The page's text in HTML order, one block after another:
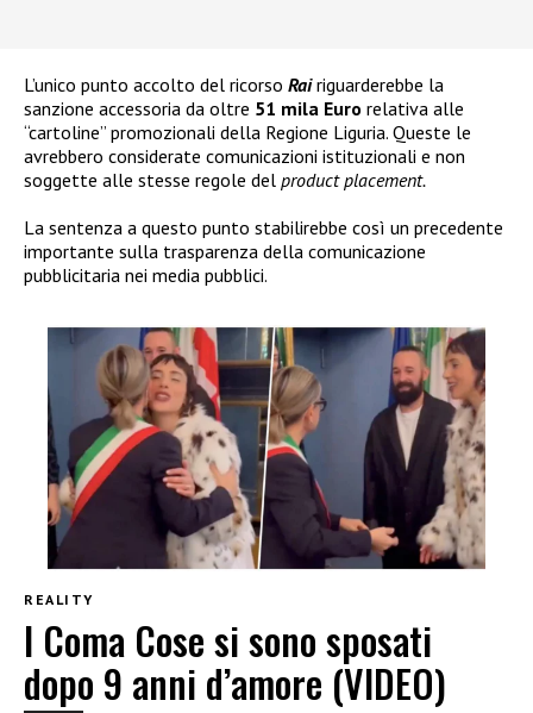
L’unico punto accolto del ricorso Rairiguarderebbe la
sanzione accessoria da oltre 51 mila Euro relativa alle
“cartoline” promozionali della Regione Liguria. Queste le
avrebbero considerate comunicazioni istituzionali e non
soggette alle stesse regole del product placement.
La sentenza a questo punto stabilirebbe così un precedente
importante sulla trasparenza della comunicazione
pubblicitaria nei media pubblici.
REALITY
I Coma Cose si sono sposati
dopo 9 anni d’amore (VIDEO)